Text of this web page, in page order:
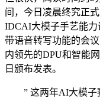
间，今日凌晨终究正
IDCAI大模子手艺能
带语音转写功能的会
内领先的DPU和智能
日颁布发表。
” 这两年AI大模子